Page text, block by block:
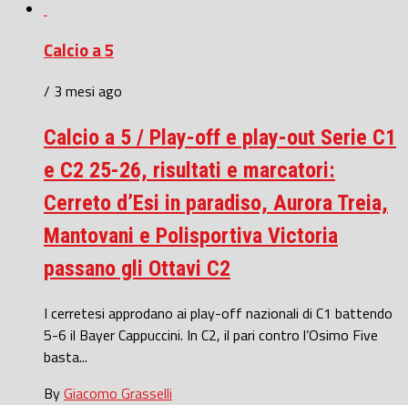
Calcio a 5
/ 3 mesi ago
Calcio a 5 / Play-off e play-out Serie C1
e C2 25-26, risultati e marcatori:
Cerreto d’Esi in paradiso, Aurora Treia,
Mantovani e Polisportiva Victoria
passano gli Ottavi C2
I cerretesi approdano ai play-off nazionali di C1 battendo
5-6 il Bayer Cappuccini. In C2, il pari contro l’Osimo Five
basta...
ByGiacomo Grasselli